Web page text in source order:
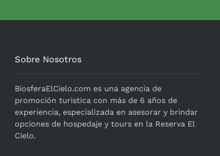
Sobre Nosotros
BiosferaElCielo.com es una agencia de
promoción turistica con más de 6 años de
experiencia, especializada en asesorar y brindar
opciones de hospedaje y tours en la Reserva El
Cielo.